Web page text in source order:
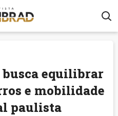
equilibrar
e mobilidade
paulista